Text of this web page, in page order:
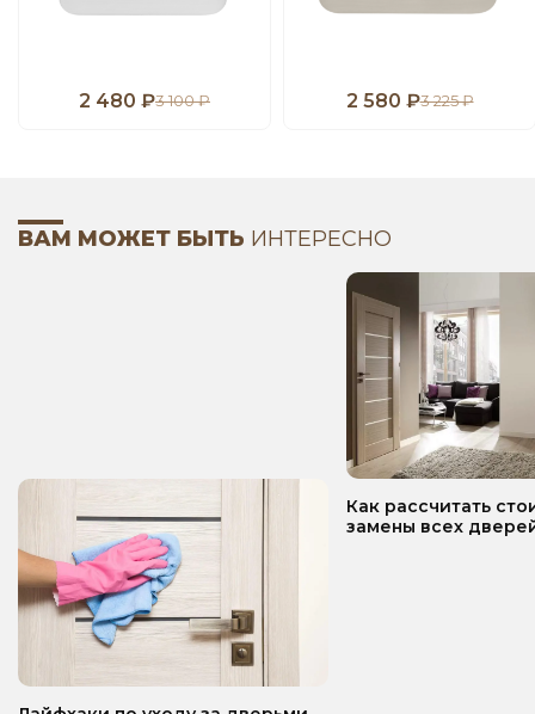
2 480 ₽3 100 ₽ 2 580 ₽3 225 ₽
ВАМ МОЖЕТ БЫТЬ ИНТЕРЕСНО
Как рассчитать
замены всех